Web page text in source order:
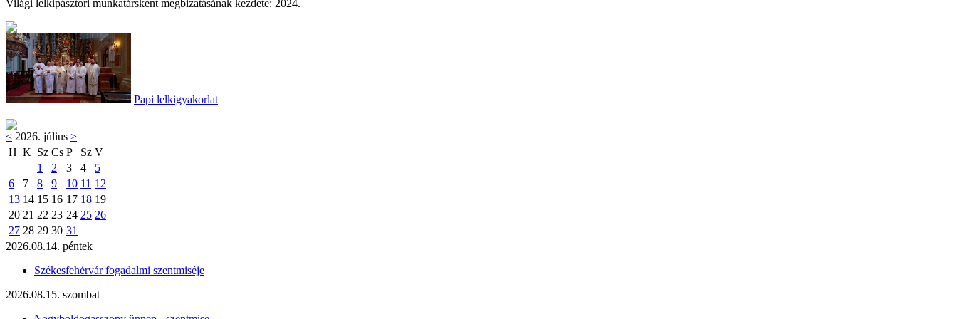
Világi lelkipásztori munkatársként megbizatásának kezdete: 2024.
Papi lelkigyakorlat
< 2026. július >
H K Sz Cs P Sz V
1
2 3 4
5
6
7 8 9 10 11 12
13 14 15 16 17 18 19
20 21 22 23 24 25 26
27 28 29 30 31
2026.08.14. péntek
Székesfehérvár fogadalmi szentmiséje
2026.08.15. szombat